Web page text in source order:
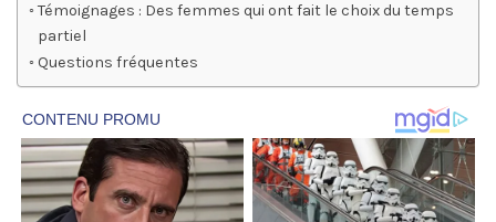
Témoignages : Des femmes qui ont fait le choix du temps
partiel
Questions fréquentes